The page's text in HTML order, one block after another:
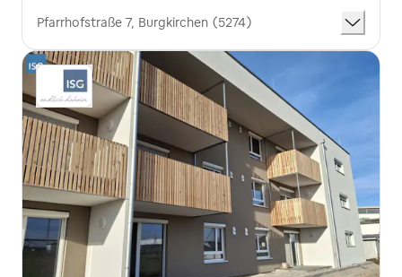
Pfarrhofstraße 7, Burgkirchen (5274)